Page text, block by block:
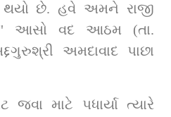
થયો છે. હવે અમને રાજી
આસો વદ આઠમ (તા.
અમદાવાદ પાછા
જવા માટે પધાર્યા ત્યારે